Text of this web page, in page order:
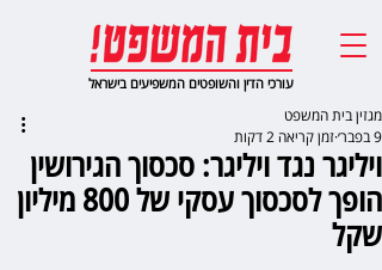
עורכי הדין והשופטים המשפיעים בישראל
ויליגר נגד ויליגר: סכסוך הגירושין
הופך לסכסוך עסקי של 800 מיליון
שקל
מגזין בית המשפט
9 בפבר׳
זמן קריאה 2 דקות